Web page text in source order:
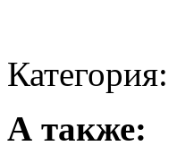
Категория:
А также: